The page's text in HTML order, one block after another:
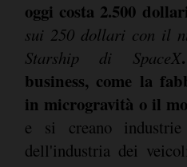
oggi costa 2.500
sui 250 dollari con il
Starship di SpaceX
business, come la
in microgravità o il
e si creano
dell'industria dei